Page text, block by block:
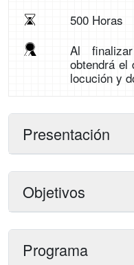
500 Horas
Al
obtendrá el
locución y
Presentación
Objetivos
Programa